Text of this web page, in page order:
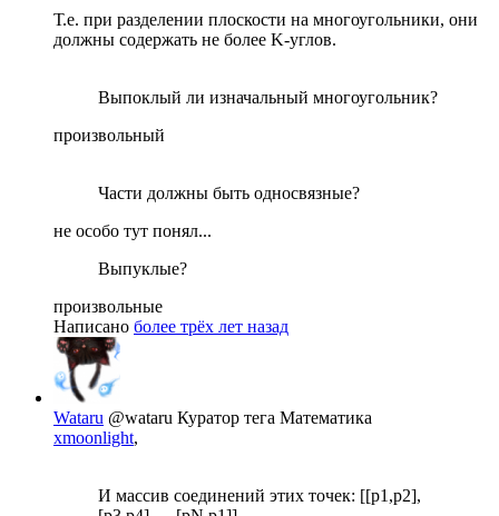
Т.е. при разделении плоскости на многоугольники, они
должны содержать не более K-углов.
Выпоклый ли изначальный многоугольник?
произвольный
Части должны быть односвязные?
не особо тут понял...
Выпуклые?
произвольные
Написано более трёх лет назад
Wataru @wataru Куратор тега Математика
xmoonlight,
И массив соединений этих точек: [[p1,p2],